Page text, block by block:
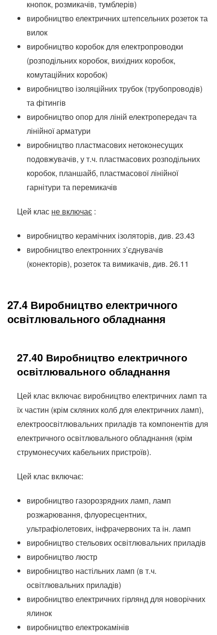
кнопок, розмикачів, тумблерів)
виробництво електричних штепсельних розеток та
вилок
виробництво коробок для електропроводки
(розподільних коробок, вихідних коробок,
комутаційних коробок)
виробництво ізоляційних трубок (трубопроводів)
та фітингів
виробництво опор для ліній електропередач та
лінійної арматури
виробництво пластмасових нетоконесущих
подовжувачів, у т.ч. пластмасових розподільних
коробок, планшайб, пластмасової лінійної
гарнітури та перемикачів
Цей клас не включає :
виробництво керамічних ізоляторів, див. 23.43
виробництво електронних з’єднувачів
(конекторів), розеток та вимикачів, див. 26.11
27.4 Виробництво електричного
освітлювального обладнання
27.40 Виробництво електричного
освітлювального обладнання
Цей клас включає виробництво електричних ламп та
їх частин (крім скляних колб для електричних ламп),
електроосвітлювальних приладів та компонентів для
електричного освітлювального обладнання (крім
струмонесучих кабельних пристроїв).
Цей клас включає:
виробництво газорозрядних ламп, ламп
розжарювання, флуоресцентних,
ультрафіолетових, інфрачервоних та ін. ламп
виробництво стельових освітлювальних приладів
виробництво люстр
виробництво настільних ламп (в т.ч.
освітлювальних приладів)
виробництво електричних гірлянд для новорічних
ялинок
виробництво електрокамінів